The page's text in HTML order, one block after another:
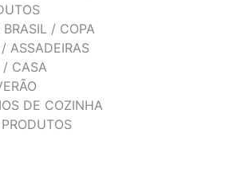
BRASIL / COPA
ASSADEIRAS
/ CASA
DE COZINHA